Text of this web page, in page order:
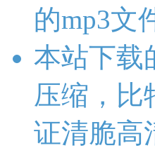
的mp3文
本站下载
压缩，比
证清脆高